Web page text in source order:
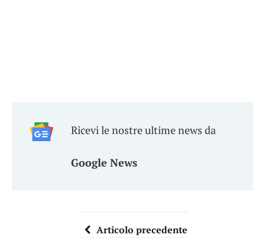
Ricevi le nostre ultime news da
Google News
Articolo precedente